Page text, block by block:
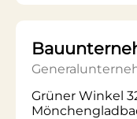
Grüner Winkel